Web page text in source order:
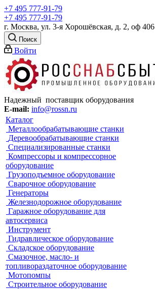
+7 495 777-91-79
+7 495 777-91-79
г. Москва, ул. 3-я Хорошёвская, д. 2, оф 406
Поиск
Войти
Надежный поставщик оборудования
E-mail: info@rossn.ru
Каталог
Металлообрабатывающие станки
Деревообрабатывающие станки
Специализированные станки
Компрессоры и компрессорное
оборудование
Грузоподъемное оборудование
Сварочное оборудование
Генераторы
Железнодорожное оборудование
Гаражное оборудование для
автосервиса
Инструмент
Гидравлическое оборудование
Складское оборудование
Смазочное, масло- и
топливораздаточное оборудование
Мотопомпы
Строительное оборудование